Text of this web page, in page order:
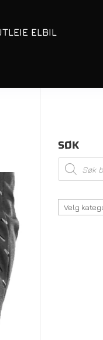
ELBIL
SØK
Products
search
Velg